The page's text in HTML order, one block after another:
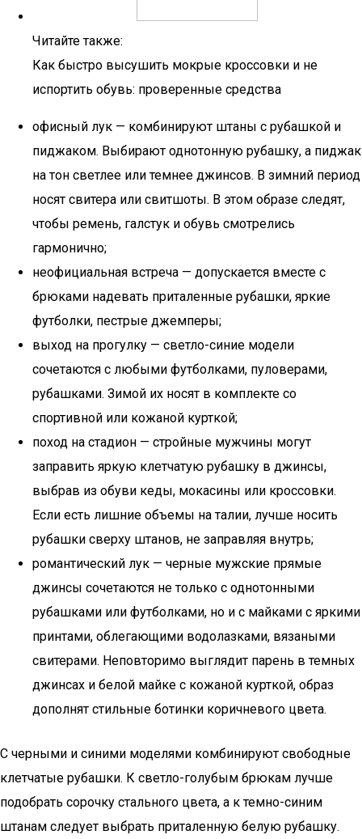
Читайте также:
Как быстро высушить мокрые кроссовки и не
испортить обувь: проверенные средства
офисный лук — комбинируют штаны с рубашкой и
пиджаком. Выбирают однотонную рубашку, а пиджак
на тон светлее или темнее джинсов. В зимний период
носят свитера или свитшоты. В этом образе следят,
чтобы ремень, галстук и обувь смотрелись
гармонично;
неофициальная встреча — допускается вместе с
брюками надевать приталенные рубашки, яркие
футболки, пестрые джемперы;
выход на прогулку — светло-синие модели
сочетаются с любыми футболками, пуловерами,
рубашками. Зимой их носят в комплекте со
спортивной или кожаной курткой;
поход на стадион — стройные мужчины могут
заправить яркую клетчатую рубашку в джинсы,
выбрав из обуви кеды, мокасины или кроссовки.
Если есть лишние объемы на талии, лучше носить
рубашки сверху штанов, не заправляя внутрь;
романтический лук — черные мужские прямые
джинсы сочетаются не только с однотонными
рубашками или футболками, но и с майками с яркими
принтами, облегающими водолазками, вязаными
свитерами. Неповторимо выглядит парень в темных
джинсах и белой майке с кожаной курткой, образ
дополнят стильные ботинки коричневого цвета.
С черными и синими моделями комбинируют свободные
клетчатые рубашки. К светло-голубым брюкам лучше
подобрать сорочку стального цвета, а к темно-синим
штанам следует выбрать приталенную белую рубашку.